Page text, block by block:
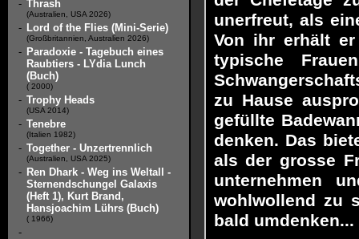
- Thrash
(Australien, USA 2026)
- Lord of the Flies (Mini-Serie)
(Großbritannien, Australien 2026)
- Paradoxie - Tagebuch eines
Raubtiers - LYdia Lunch
(Buch)
( 2000)
- Trophy Heads
(USA 2014)
- Tenebre
(Italien 1982)
- Together - Unzertrennlich
(Australien, USA 2025)
- Ren Dhark - Weg ins Weltall -
Sternendschungel Galaxis
(Heft 1), Kurt Brand,
Hansjoachim Lührs (Buch)
( 1966)
-
unerfreut, als
Von ihr erhält
typische
zu Hause
gefüllte
denken. Das
als der grosse
unternehmen
wohlwollend zu
bald umdenken...